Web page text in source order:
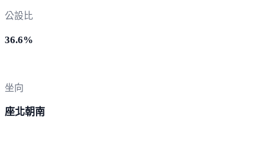
公設比
36.6%
坐向
座北朝南